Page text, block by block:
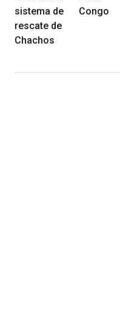
sistema de
rescate de
Chachos
Congo